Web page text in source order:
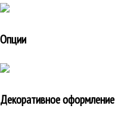
Опции
Декоративное оформление